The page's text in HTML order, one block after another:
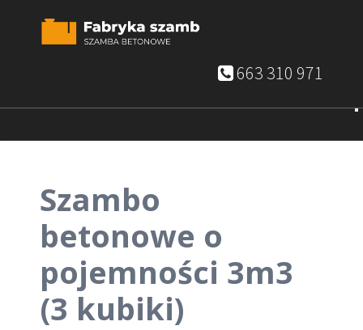
663 310 971
Szambo
betonowe o
pojemności 3m3
(3 kubiki)